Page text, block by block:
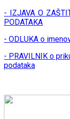
- IZJAVA O
PODATAKA
- ODLUKA o
- PRAVILNIK o
podataka